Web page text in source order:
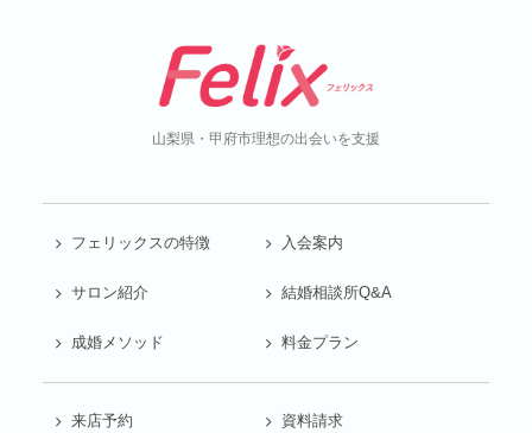
山梨県・甲府市理想の出会いを支援
フェリックスの特徴 入会案内
サロン紹介 結婚相談所Q&A
成婚メソッド 料金プラン
来店予約 資料請求